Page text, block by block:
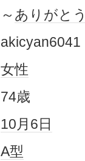
～ ありがとう
akicyan6041
女性
74歳
10月6日
A型